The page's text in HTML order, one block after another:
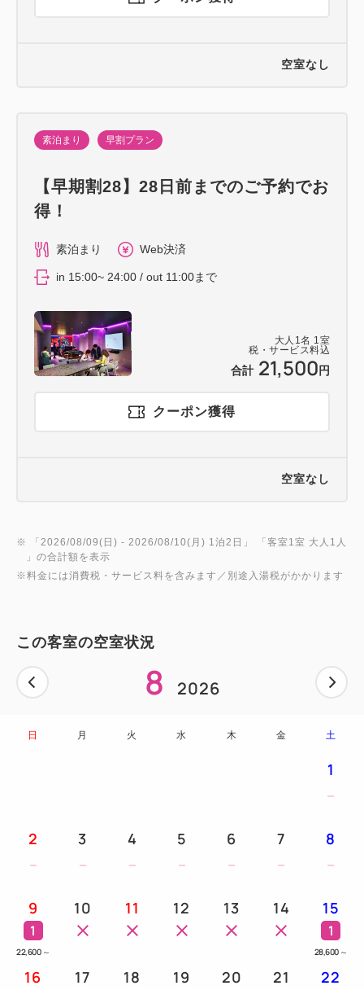
空室なし
大人 1名 1室
税・サービス料込
合計 21,500 円
素泊まり 早割プラン
【早期割28】28日前までのご予約でお
得！
素泊まり Web決済
in 15:00~ 24:00 / out 11:00まで
クーポン獲得
空室なし
※ 「 2026/08/09(日) - 2026/08/10(月) 1泊2日 」 「 客室1室 大人1人
」の合計額を表示
※料金には消費税・サービス料を含みます／別途入湯税がかかります
この客室の空室状況
8 2026
日 月 火 水 木 金 土
1
2 3 4 5 6 7 8
9
1
22,600 ～
10 11 12 13 14 15
1
28,600 ～
16 17 18 19 20 21 22